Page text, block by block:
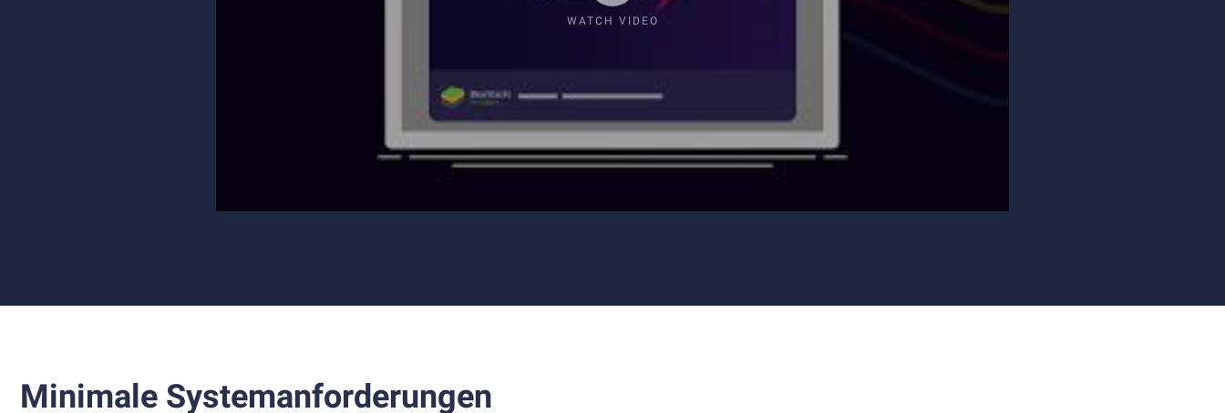
WATCH VIDEO
Minimale Systemanforderungen